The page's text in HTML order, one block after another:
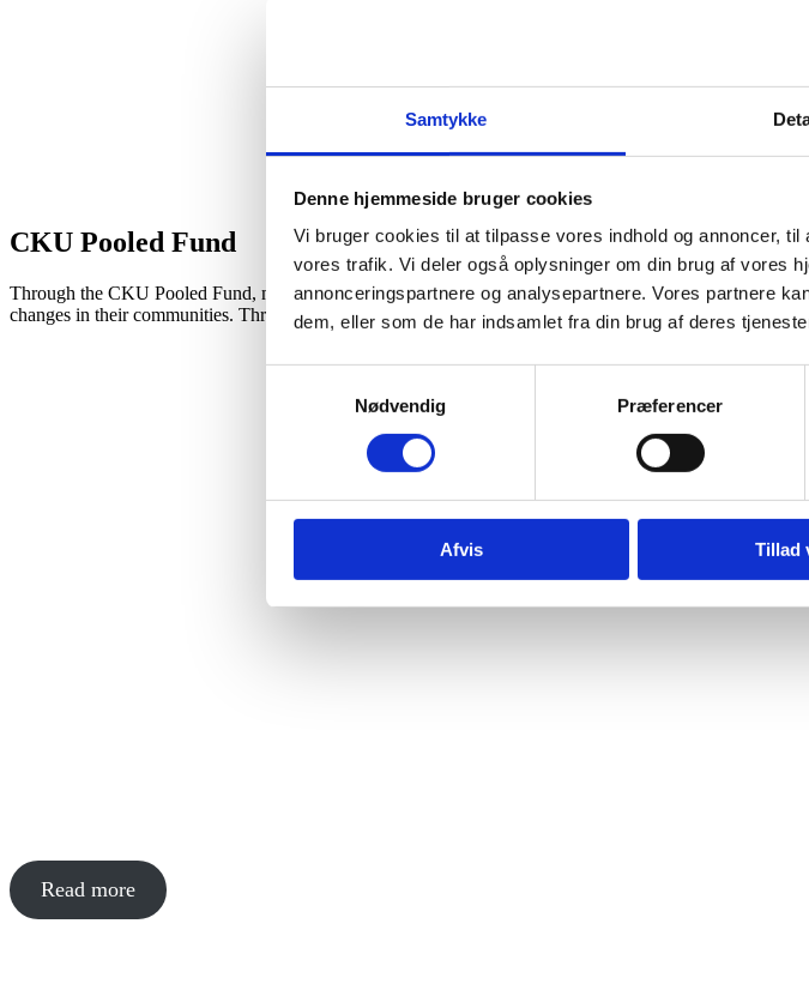
Samtykke
Denne hjemmeside bruger cookies
Vi bruger cookies til at tilpasse vores indhold og annoncer,
vores trafik. Vi deler også oplysninger om din brug af vores
annonceringspartnere og analysepartnere. Vores partnere
dem, eller som de har indsamlet fra din brug af deres
Nødvendig
Præferencer
Afvis Tillad
CKU Pooled Fund
Through the CKU Pooled Fund, member organizations can help strengthen churches in the global
changes in their communities. Through the CKU Pooled Fund, you can apply for up to DKK 1 mil. in
Read more